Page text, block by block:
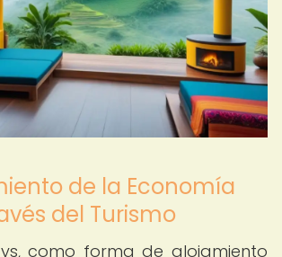
de la Economía
del Turismo
como forma de alojamiento